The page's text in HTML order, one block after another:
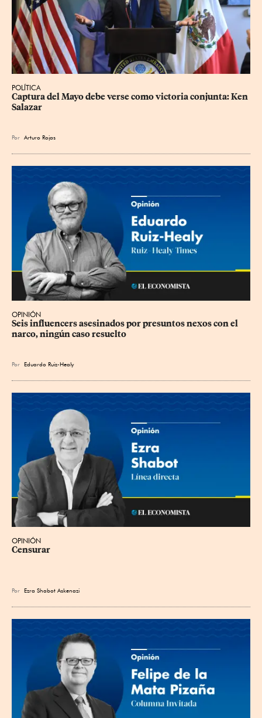
POLÍTICA
Captura del Mayo debe verse como victoria conjunta: Ken
Salazar
Por Arturo Rojas
OPINIÓN
Seis influencers asesinados por presuntos nexos con el
narco, ningún caso resuelto
Por Eduardo Ruiz-Healy
OPINIÓN
Censurar
Por Ezra Shabot Askenazi